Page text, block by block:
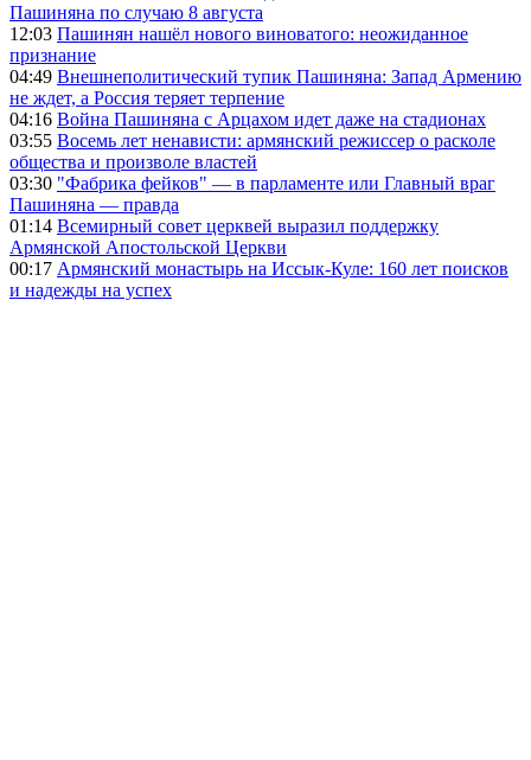
Пашиняна по случаю 8 августа
12:03 Пашинян нашёл нового виноватого: неожиданное
признание
04:49 Внешнеполитический тупик Пашиняна: Запад Армению
не ждет, а Россия теряет терпение
04:16 Война Пашиняна с Арцахом идет даже на стадионах
03:55 Восемь лет ненависти: армянский режиссер о расколе
общества и произволе властей
03:30 "Фабрика фейков" — в парламенте или Главный враг
Пашиняна — правда
01:14 Всемирный совет церквей выразил поддержку
Армянской Апостольской Церкви
00:17 Армянский монастырь на Иссык-Куле: 160 лет поисков
и надежды на успех